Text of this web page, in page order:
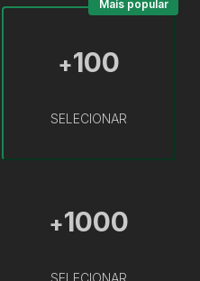
+100
SELECIONAR
Mais popular
+1000
SELECIONAR